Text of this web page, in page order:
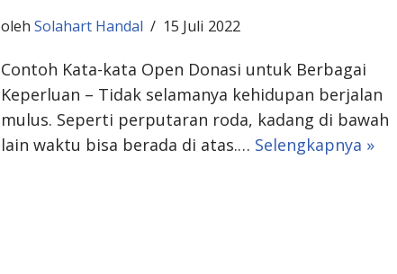
oleh Solahart Handal 15 Juli 2022
Contoh Kata-kata Open Donasi untuk Berbagai
Keperluan – Tidak selamanya kehidupan berjalan
mulus. Seperti perputaran roda, kadang di bawah
lain waktu bisa berada di atas.… Selengkapnya »